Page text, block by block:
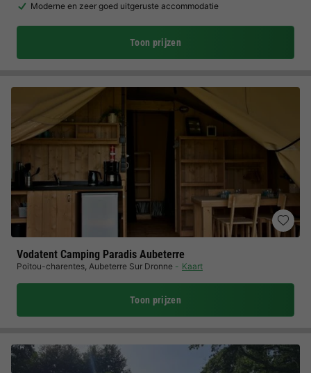
Moderne en zeer goed uitgeruste accommodatie
Toon prijzen
Vodatent Camping Paradis Aubeterre
Poitou-charentes, Aubeterre Sur Dronne Kaart
Toon prijzen